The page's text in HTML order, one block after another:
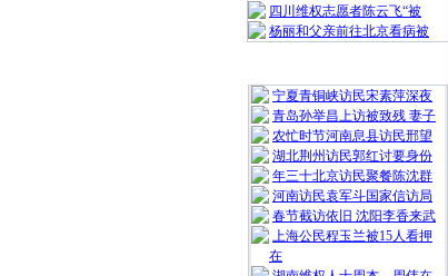
四川维权志愿者陈云飞“被
杨丽和父亲前往北京看病被
宁夏青铜峡访民宋素萍深夜
青岛孙举昌上访被致残 妻子
农忙时节河南息县访民邢望
湖北荆州访民郭红讨要身份
年三十北京访民聚餐陈沈群
河南访民袁军斗国家信访局
春节截访依旧 沈阳李香来武
上海公民程玉兰被15人看押
在